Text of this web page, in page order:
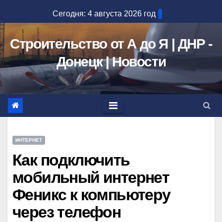
к
содержимому
Сегодня: 4 августа 2026 год
Строительство от А до Я | ДНР -
Донецк | Новости
ИНТЕРНЕТ
Как подключить
мобильный интернет
Феникс к компьютеру
через телефон